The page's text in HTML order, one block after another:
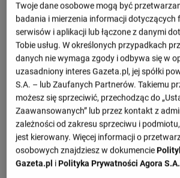
USA 3 : 0
koniec
Brazylia 2 : 3
koniec
Zobacz więcej
Przepraszamy, brak
Twoje dane osobowe mogą być
badania i mierzenia informacji dotyczących
serwisów i aplikacji lub łączone z danymi
Tobie usług. W określonych przypadkach
danych nie wymaga zgody i odbywa się w
uzasadniony interes Gazeta.pl, jej spółki
S.A. – lub Zaufanych Partnerów. Takiemu
możesz się sprzeciwić, przechodząc do
Zaawansowanych” lub przez kontakt z
zależności od zakresu sprzeciwu i
jest kierowany. Więcej informacji o
osobowych znajdziesz w dokumencie
Gazeta.pl iPolityka Prywatności Agora S.A.